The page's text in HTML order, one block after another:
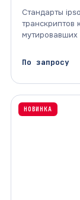
Стандарты
транскриптов
мутировавших
По запросу
НОВИНКА